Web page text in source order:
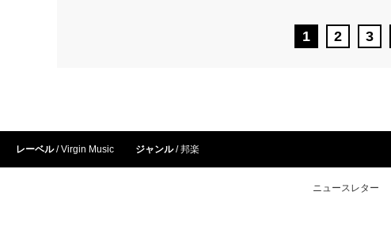
1 2 3
レーベル Virgin Music ジャンル 邦楽
ニュースレター